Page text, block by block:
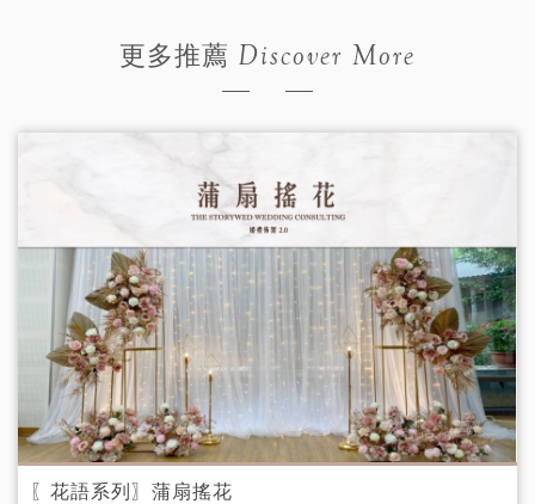
更多推薦 Discover More
〖花語系列〗蒲扇搖花